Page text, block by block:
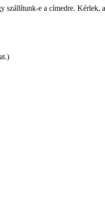
szállítunk-e a címedre. Kérlek,